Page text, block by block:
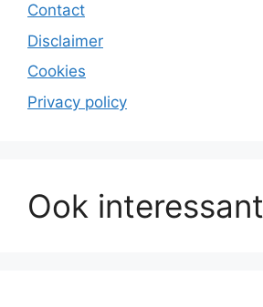
Contact
Disclaimer
Cookies
Privacy policy
Ook interessant